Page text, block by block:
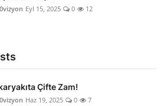
Eyl 15, 2025 0 12
Çifte Zam!
Haz 19, 2025 0 7